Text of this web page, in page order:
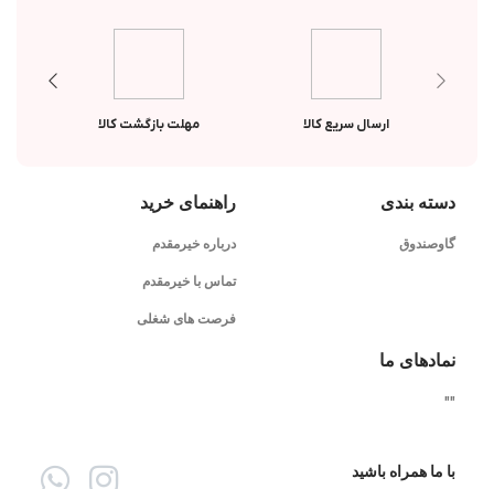
ارسال سریع کالا مهلت بازگشت کالا
دسته بندی
گاوصندوق
راهنمای خرید
درباره خیرمقدم
تماس با خیرمقدم
فرصت های شغلی
نمادهای ما
"
"
با ما همراه باشید